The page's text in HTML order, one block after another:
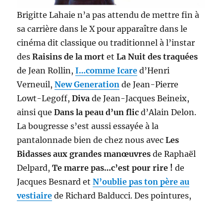
Brigitte Lahaie n’a pas attendu de mettre fin à
sa carrière dans le X pour apparaître dans le
cinéma dit classique ou traditionnel à l’instar
desRaisins de la mort et La Nuit des traquées
de Jean Rollin,I…comme Icare d’Henri
Verneuil,New Generation de Jean-Pierre
Lowt-Legoff,Diva de Jean-Jacques Beineix,
ainsi queDans la peau d’un flic d’Alain Delon.
La bougresse s’est aussi essayée à la
pantalonnade bien de chez nous avecLes
Bidasses aux grandes manœuvres de Raphaël
Delpard, Te marre pas…c’est pour rire ! de
Jacques Besnard etN’oublie pas ton père au
vestiaire de Richard Balducci. Des pointures,